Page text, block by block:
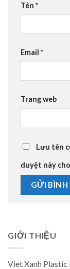
Tên *
Email *
Trang web
Lưu tên
duyệt này
GIỚI THIỆU
Viet Xanh Plastic